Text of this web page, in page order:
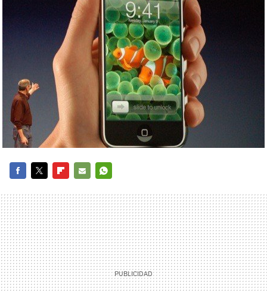
MAIL